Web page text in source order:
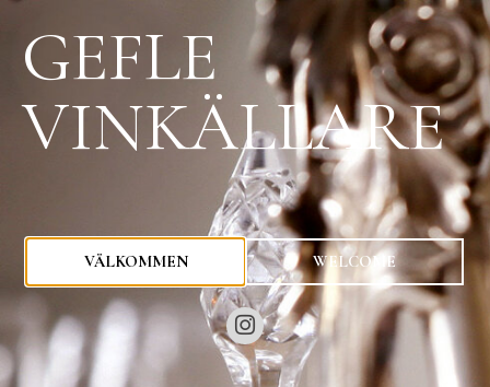
kr
GEFLE
VINKÄLLARE
VÄLKOMMEN WELCOME